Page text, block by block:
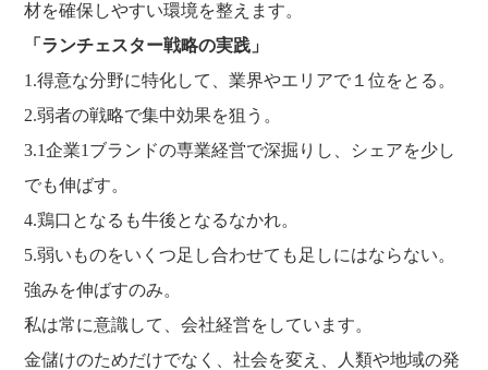
材を確保しやすい環境を整えます。
「ランチェスター戦略の実践」
1.得意な分野に特化して、業界やエリアで１位をとる。
2.弱者の戦略で集中効果を狙う。
3.1企業1ブランドの専業経営で深掘りし、シェアを少し
でも伸ばす。
4.鶏口となるも牛後となるなかれ。
5.弱いものをいくつ足し合わせても足しにはならない。
強みを伸ばすのみ。
私は常に意識して、会社経営をしています。
金儲けのためだけでなく、社会を変え、人類や地域の発